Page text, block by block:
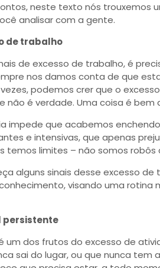
neste texto nós trouxemos
analisar com a gente.
de trabalho
de excesso de trabalho, é
nos damos conta de que
vezes, podemos crer que o
não é verdade. Uma coisa é
impede que acabemos
e intensivas, que apenas
temos limites – não somos robôs
alguns sinais desse excesso
visando uma rotina
persistente
um dos frutos do excesso de
sai do lugar, ou que nunca tem